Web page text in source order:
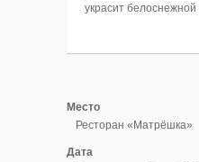
украсит белоснежной
Место
Ресторан «Матрёшка»
Дата